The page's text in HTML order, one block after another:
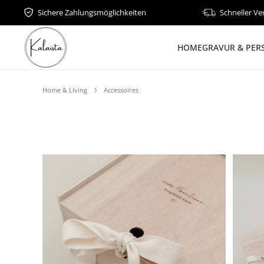
Sichere Zahlungsmöglichkeiten Schneller
HOMEGRAVUR &
Home & Living Accessoires